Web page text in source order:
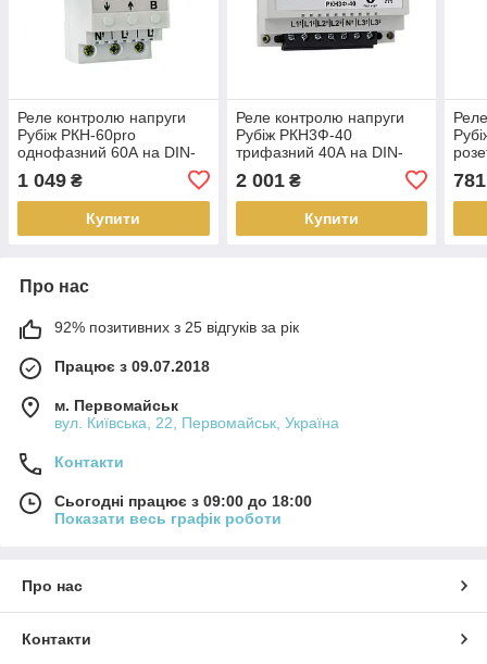
Реле контролю напруги
Рубіж РКН-60pro
однофазний 60А на DIN-
1 049 ₴
Купити
Реле контролю напруги
Рубіж РКН3Ф-40
трифазний 40А на DIN-
2 001₴
Купити
781
Про нас
92% позитивних з 25 відгуків за рік
Працює з 09.07.2018
м. Первомайськ
вул. Київська, 22, Первомайськ, Україна
Контакти
Сьогодні працює з 09:00 до 18:00
Показати весь графік роботи
Про нас
Контакти